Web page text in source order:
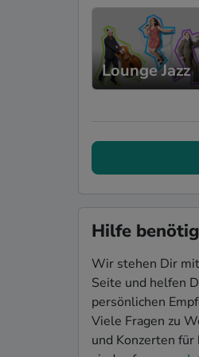
Lounge Jazz
Hilfe
Wir stehen Dir
Seite und helfen
persönlichen
Viele Fragen zu
und Konzerten